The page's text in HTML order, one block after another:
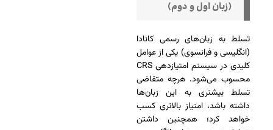
(زبان اول و دوم)
تسلط به زبان‌های رسمی کانادا
(انگلیسی و فرانسوی) یکی از عوامل
کلیدی در سیستم امتیازدهی CRS
محسوب می‌شود. هرچه متقاضی
تسلط بیشتری به این زبان‌ها
داشته باشد، امتیاز بالاتری کسب
خواهد کرد؛ همچنین داشتن